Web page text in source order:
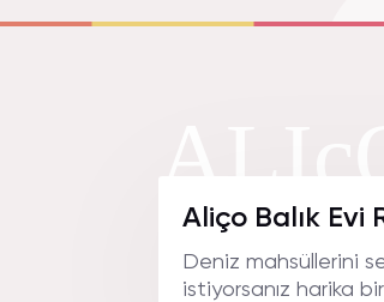
Aliço Balık Evi
Deniz mahsüllerini
istiyorsanız harika